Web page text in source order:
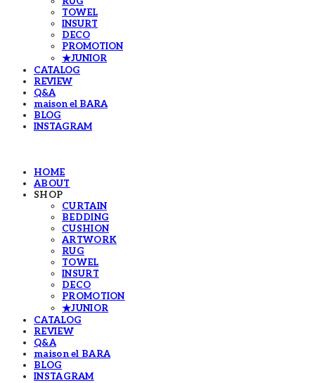
TOWEL
INSURT
DECO
PROMOTION
★JUNIOR
CATALOG
REVIEW
Q&A
maison el BARA
BLOG
INSTAGRAM
HOME
ABOUT
SHOP
CURTAIN
BEDDING
CUSHION
ARTWORK
RUG
TOWEL
INSURT
DECO
PROMOTION
★JUNIOR
CATALOG
REVIEW
Q&A
maison el BARA
BLOG
INSTAGRAM